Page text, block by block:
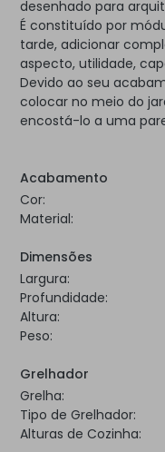
desenhado para
É constituído por
tarde, adicionar
aspecto, utilidade,
Devido ao seu
colocar no meio do
encostá-lo a uma
Acabamento
Cor:
Material:
Dimensões
Largura:
Profundidade:
Altura:
Peso:
Grelhador
Grelha:
Tipo de Grelhador:
Alturas de Cozinha: